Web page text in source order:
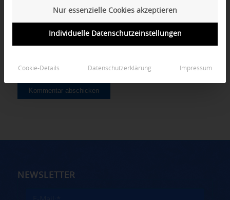
NEWSLETTER
Nur essenzielle Cookies akzeptieren
Individuelle Datenschutzeinstellungen
Cookie-Details Datenschutzerklärung Impressum